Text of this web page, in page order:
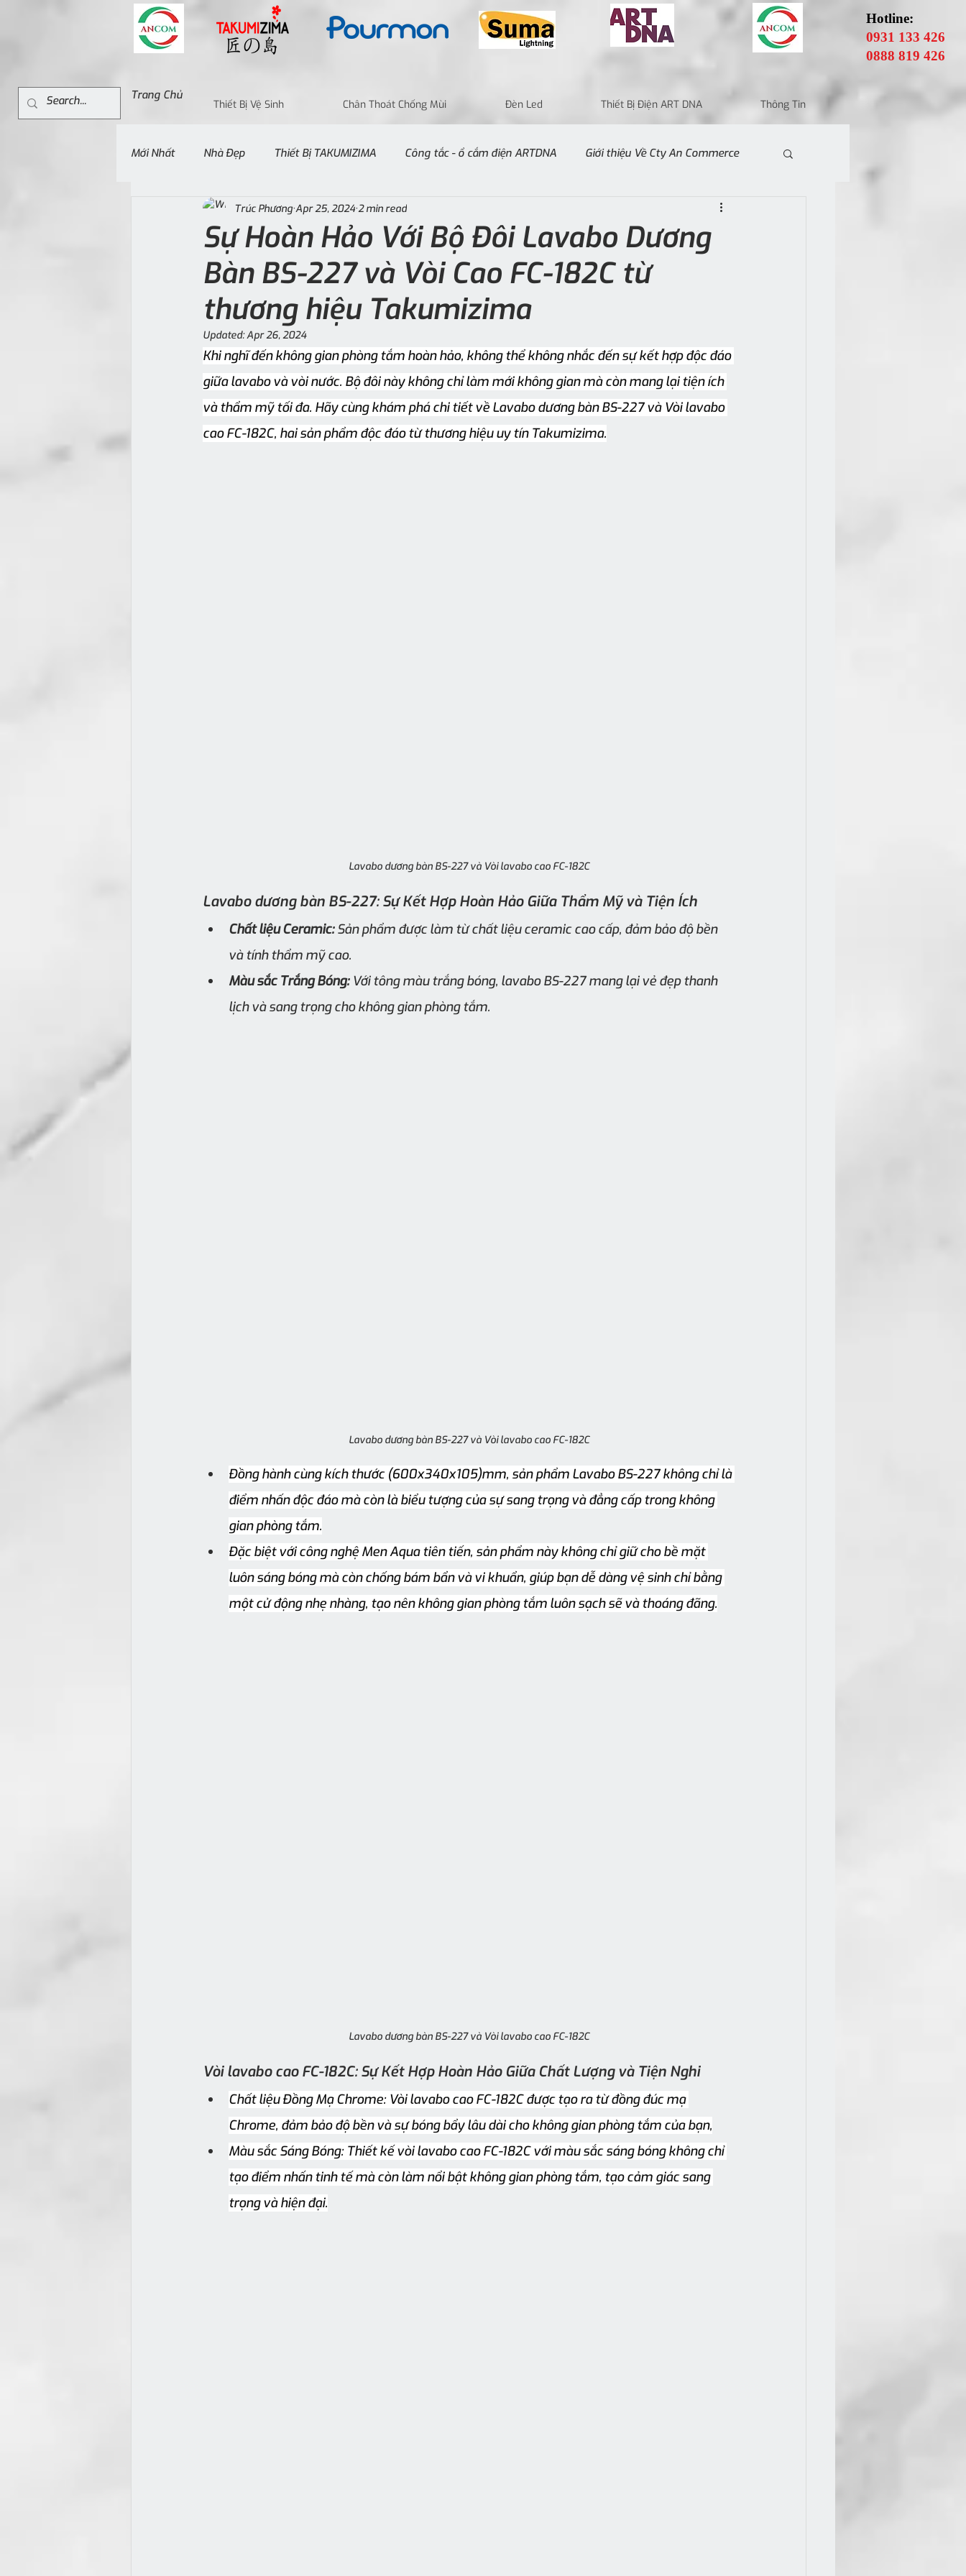
Thiết Bị Vệ Sinh Chân Thoát Chống Mùi Đèn Led Thiết Bị Điện ART DNA Thông Tin
Trang Chủ
Hotline:
0931 133 426
0888 819 426
Mới Nhất Nhà Đẹp Thiết Bị TAKUMIZIMA Công tắc - ổ cắm điện ARTDNA Giới thiệu Về Cty An Commerce
Sự Hoàn Hảo Với Bộ Đôi Lavabo Dương
Bàn BS-227 và Vòi Cao FC-182C từ
thương hiệu Takumizima
Trúc Phương Apr 25, 2024 2 min read
Updated:Apr 26, 2024
Khi nghĩ đến không gian phòng tắm hoàn hảo, không thể không nhắc đến sự kết hợp độc đáo
giữa lavabo và vòi nước. Bộ đôi này không chỉ làm mới không gian mà còn mang lại tiện ích
và thẩm mỹ tối đa. Hãy cùng khám phá chi tiết về Lavabo dương bàn BS-227 và Vòi lavabo
cao FC-182C, hai sản phẩm độc đáo từ thương hiệu uy tín Takumizima.
Lavabo dương bàn BS-227 và Vòi lavabo cao FC-182C
Lavabo dương bàn BS-227: Sự Kết Hợp Hoàn Hảo Giữa Thẩm Mỹ và Tiện Ích
Chất liệu Ceramic: Sản phẩm được làm từ chất liệu ceramic cao cấp, đảm bảo độ bền
và tính thẩm mỹ cao.
Màu sắc Trắng Bóng: Với tông màu trắng bóng, lavabo BS-227 mang lại vẻ đẹp thanh
lịch và sang trọng cho không gian phòng tắm.
Lavabo dương bàn BS-227 và Vòi lavabo cao FC-182C
Đồng hành cùng kích thước (600x340x105)mm, sản phẩm Lavabo BS-227 không chỉ là
điểm nhấn độc đáo mà còn là biểu tượng của sự sang trọng và đẳng cấp trong không
gian phòng tắm.
Đặc biệt với công nghệ Men Aqua tiên tiến, sản phẩm này không chỉ giữ cho bề mặt
luôn sáng bóng mà còn chống bám bẩn và vi khuẩn, giúp bạn dễ dàng vệ sinh chỉ bằng
một cử động nhẹ nhàng, tạo nên không gian phòng tắm luôn sạch sẽ và thoáng đãng.
Lavabo dương bàn BS-227 và Vòi lavabo cao FC-182C
Vòi lavabo cao FC-182C: Sự Kết Hợp Hoàn Hảo Giữa Chất Lượng và Tiện Nghi
Chất liệu Đồng Mạ Chrome: Vòi lavabo cao FC-182C được tạo ra từ đồng đúc mạ
Chrome, đảm bảo độ bền và sự bóng bẩy lâu dài cho không gian phòng tắm của bạn,
Màu sắc Sáng Bóng: Thiết kế vòi lavabo cao FC-182C với màu sắc sáng bóng không chỉ
tạo điểm nhấn tinh tế mà còn làm nổi bật không gian phòng tắm, tạo cảm giác sang
trọng và hiện đại.